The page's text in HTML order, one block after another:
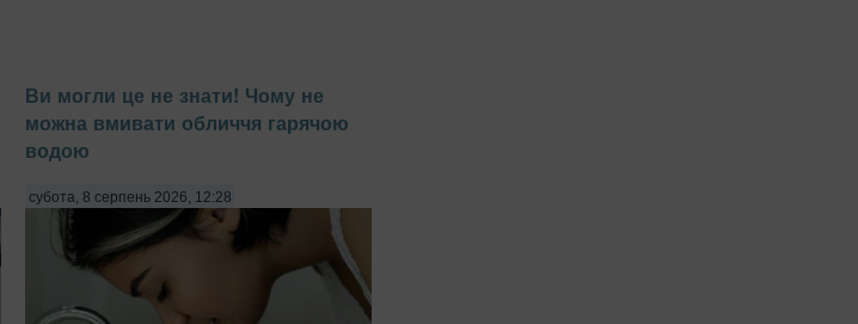
Ви могли це не знати! Чому не
можна вмивати обличчя гарячою
водою
субота, 8 серпень 2026, 12:28